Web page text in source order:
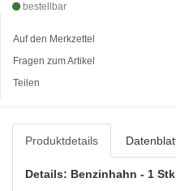
bestellbar
Auf den Merkzettel
Fragen zum Artikel
Teilen
Produktdetails
Details: Benzinhahn - 1